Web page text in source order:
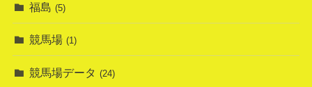
福島 (5)
競馬場 (1)
競馬場データ (24)